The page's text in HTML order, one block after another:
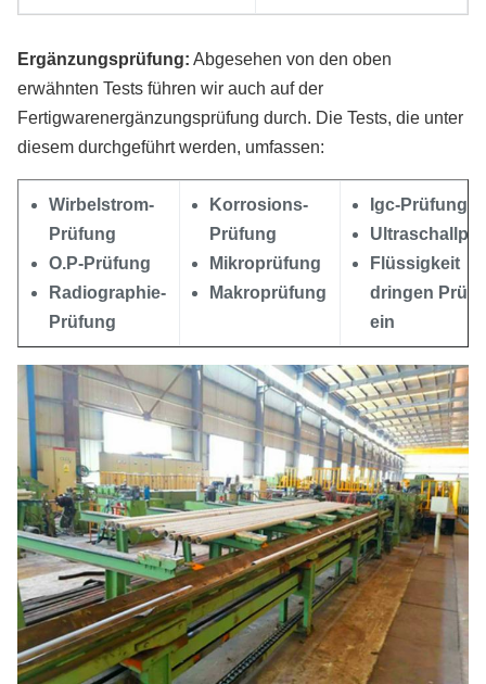
Ergänzungsprüfung: Abgesehen von den oben
erwähnten Tests führen wir auch auf der
Fertigwarenergänzungsprüfung durch. Die Tests, die unter
diesem durchgeführt werden, umfassen:
Wirbelstrom-
Prüfung
O.P-Prüfung
Radiographie-
Prüfung
Korrosions-
Prüfung
Mikroprüfung
Makroprüfung
Igc-Prüfung
Flüssigkeit
dringen
ein